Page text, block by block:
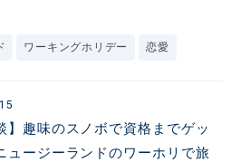
ワーキングホリデー 恋愛
】趣味のスノボで資格までゲッ
ュージーランドのワーホリで旅